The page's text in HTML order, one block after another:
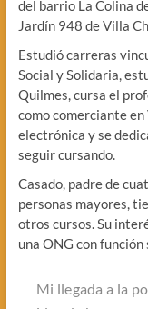
del barrio La Colina
Jardín 948 de Villa
Estudió carreras
Social y Solidaria,
Quilmes, cursa el
como comerciante
electrónica y se
seguir cursando.
Casado, padre de
personas mayores,
otros cursos. Su
una ONG con función
Mi llegada a la